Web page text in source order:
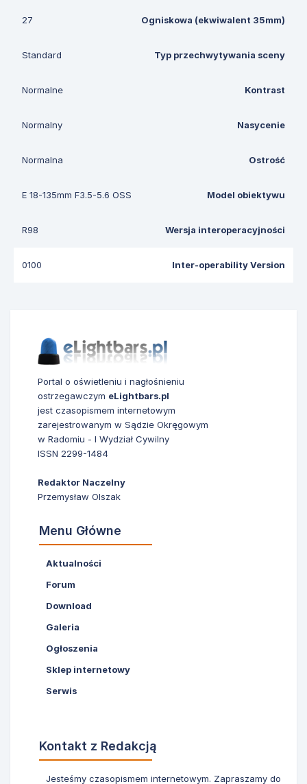
Ogniskowa (ekwiwalent 35mm)
27
Typ przechwytywania sceny
Standard
Kontrast
Normalne
Nasycenie
Normalny
Ostrość
Normalna
Model obiektywu
E 18-135mm F3.5-5.6 OSS
Wersja interoperacyjności
R98
Inter-operability Version
0100
Portal o oświetleniu i nagłośnieniu
ostrzegawczym eLightbars.pl
jest czasopismem internetowym
zarejestrowanym w Sądzie Okręgowym
w Radomiu - I Wydział Cywilny
ISSN 2299-1484
Redaktor Naczelny
Przemysław Olszak
Menu Główne
Aktualności
Forum
Download
Galeria
Ogłoszenia
Sklep internetowy
Serwis
Kontakt z Redakcją
Jesteśmy czasopismem internetowym. Zapraszamy do